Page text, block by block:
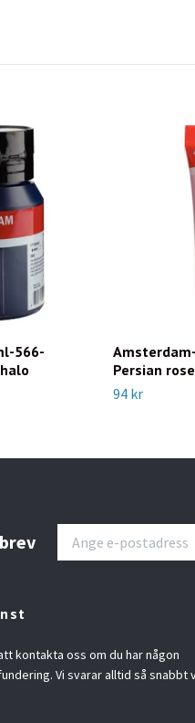
566-
Persian rose
94 kr
kontakta oss om du har någon
Vi svarar alltid så snabbt